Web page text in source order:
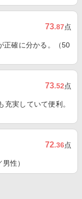
73.87点
正確に分かる。（50
73.52点
実していて便利。
72.36点
性）